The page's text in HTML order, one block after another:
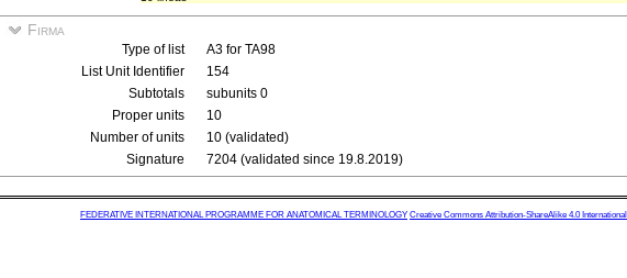
Firma
Type of list
A3 for TA98
List Unit Identifier
154
Subtotals
subunits 0
Proper units
10
Number of units
10 (validated)
Signature
7204 (validated since 19.8.2019)
FEDERATIVE INTERNATIONAL PROGRAMME FOR ANATOMICAL TERMINOLOGY Creative Commons Attribution-ShareAlike 4.0 International